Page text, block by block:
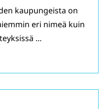
kaupungeista on
eri nimeä kuin
…